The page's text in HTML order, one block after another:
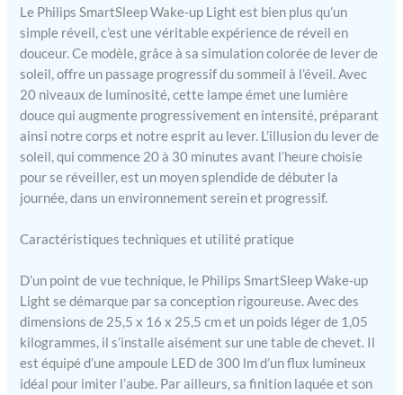
au jaune en 5 à 60 minutes
(réglable) Fonction
veilleuse de minuit &
fonctions intelligentes : Ce
lumière orange douce pour
vous aider à vous orienter
dans le noir ; radio FM¹,
fonction snooze par simple
toucher, lampe de chevet,
et affichage à luminosité
Disponible uniquement
FM est prise en charge
Réveil lumineux développé
par Philips : L’Éveil Lumière
bénéficie de plus de 100
ans d’expertise et de
savoir-faire dans le
domaine de l’éclairage Le
Le Philips SmartSleep Wake-up Light est bien plus qu’un
simple réveil, c’est une véritable expérience de réveil en
douceur. Ce modèle, grâce à sa simulation colorée de lever de
soleil, offre un passage progressif du sommeil à l’éveil. Avec
20 niveaux de luminosité, cette lampe émet une lumière
douce qui augmente progressivement en intensité, préparant
ainsi notre corps et notre esprit au lever. L’illusion du lever de
soleil, qui commence 20 à 30 minutes avant l’heure choisie
pour se réveiller, est un moyen splendide de débuter la
journée, dans un environnement serein et progressif.
Caractéristiques techniques et utilité pratique
D’un point de vue technique, le Philips SmartSleep Wake-up
Light se démarque par sa conception rigoureuse. Avec des
dimensions de 25,5 x 16 x 25,5 cm et un poids léger de 1,05
kilogrammes, il s’installe aisément sur une table de chevet. Il
est équipé d’une ampoule LED de 300 lm d’un flux lumineux
idéal pour imiter l’aube. Par ailleurs, sa finition laquée et son